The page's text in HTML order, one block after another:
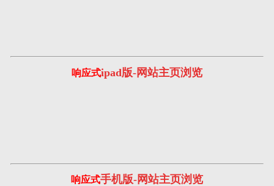
响应式ipad版-网站主页浏览
响应式手机版-网站主页浏览